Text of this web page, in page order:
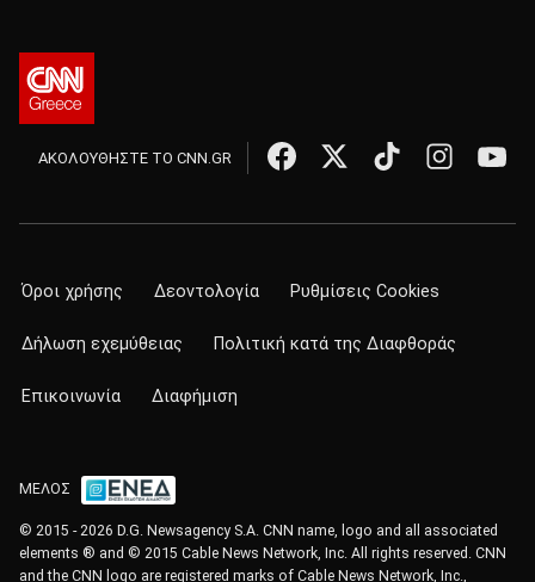
ΑΚΟΛΟΥΘΗΣΤΕ ΤΟ CNN.GR
Όροι χρήσης Δεοντολογία Ρυθμίσεις Cookies
Δήλωση εχεμύθειας Πολιτική κατά της Διαφθοράς
Επικοινωνία Διαφήμιση
ΜΕΛΟΣ
© 2015 - 2026 D.G. Newsagency S.A. CNN name, logo and all associated
elements ® and © 2015 Cable News Network, Inc. All rights reserved. CNN
and the CNN logo are registered marks of Cable News Network, Inc.,